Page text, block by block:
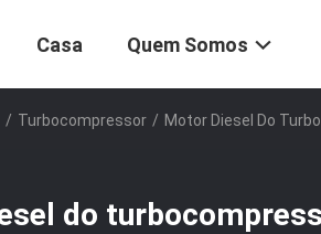
Casa Quem Somos
/ Turbocompressor / Motor Diesel Do
do